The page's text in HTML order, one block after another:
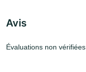
Avis
Évaluations non vérifiées